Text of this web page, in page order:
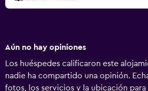
Aún no hay opiniones
Los huéspedes calificaron este
nadie ha compartido una opinión.
fotos, los servicios y la ubicación para